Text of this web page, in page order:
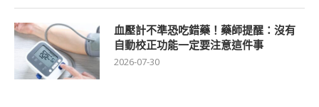
血壓計不準恐吃錯藥！藥師提醒：沒有
自動校正功能一定要注意這件事
2026-07-30